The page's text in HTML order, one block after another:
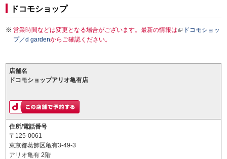
ドコモショップ
営業時間などは変更となる場合がございます。最新の情報は
ドコモショッ
プ／d gardenからご確認ください。
店舗名
ドコモショップアリオ亀有店
住所/電話番号
〒125-0061
東京都葛飾区亀有3-49-3
アリオ亀有 2階